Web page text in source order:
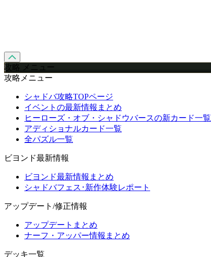
攻略 メニュー
攻略メニュー
シャドバ攻略TOPページ
イベントの最新情報まとめ
ヒーローズ・オブ・シャドウバースの新カード一覧
アディショナルカード一覧
全パズル一覧
ビヨンド最新情報
ビヨンド最新情報まとめ
シャドバフェス･新作体験レポート
アップデート/修正情報
アップデートまとめ
ナーフ・アッパー情報まとめ
デッキ一覧